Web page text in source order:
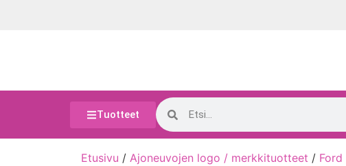
Tuotteet
Etusivu / Ajoneuvojen logo / merkkituotteet / Ford